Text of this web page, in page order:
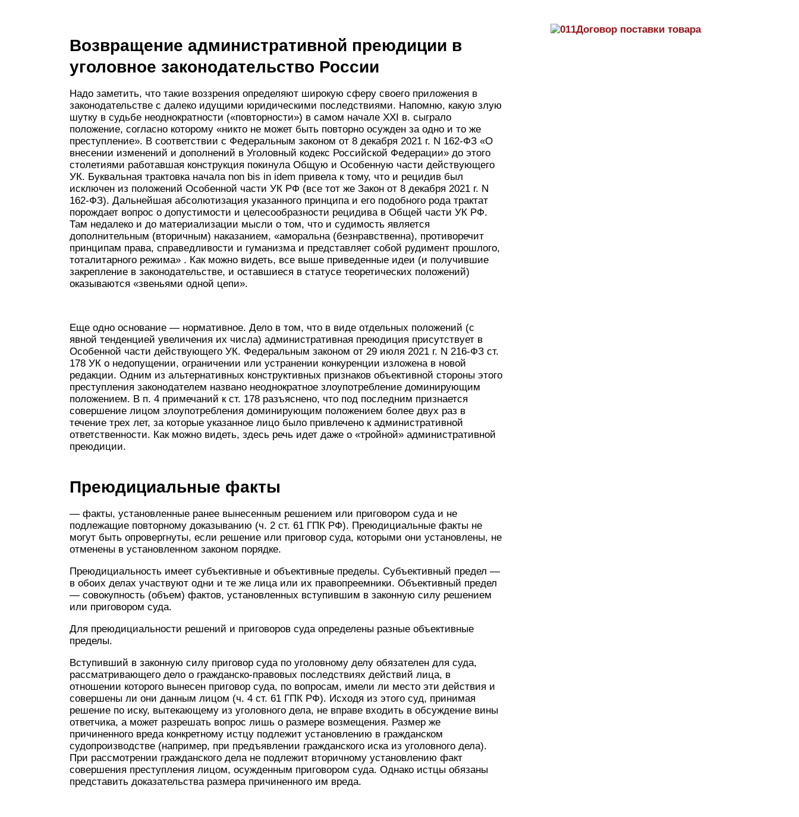
Возвращение административной преюдиции в
уголовное законодательство России
Надо заметить, что такие воззрения определяют широкую сферу своего приложения в
законодательстве с далеко идущими юридическими последствиями. Напомню, какую злую
шутку в судьбе неоднократности («повторности») в самом начале XXI в. сыграло
положение, согласно которому «никто не может быть повторно осужден за одно и то же
преступление». В соответствии с Федеральным законом от 8 декабря 2021 г. N 162-ФЗ «О
внесении изменений и дополнений в Уголовный кодекс Российской Федерации» до этого
столетиями работавшая конструкция покинула Общую и Особенную части действующего
УК. Буквальная трактовка начала non bis in idem привела к тому, что и рецидив был
исключен из положений Особенной части УК РФ (все тот же Закон от 8 декабря 2021 г. N
162-ФЗ). Дальнейшая абсолютизация указанного принципа и его подобного рода трактат
порождает вопрос о допустимости и целесообразности рецидива в Общей части УК РФ.
Там недалеко и до материализации мысли о том, что и судимость является
дополнительным (вторичным) наказанием, «аморальна (безнравственна), противоречит
принципам права, справедливости и гуманизма и представляет собой рудимент прошлого,
тоталитарного режима» . Как можно видеть, все выше приведенные идеи (и получившие
закрепление в законодательстве, и оставшиеся в статусе теоретических положений)
оказываются «звеньями одной цепи».
Еще одно основание — нормативное. Дело в том, что в виде отдельных положений (с
явной тенденцией увеличения их числа) административная преюдиция присутствует в
Особенной части действующего УК. Федеральным законом от 29 июля 2021 г. N 216-ФЗ ст.
178 УК о недопущении, ограничении или устранении конкуренции изложена в новой
редакции. Одним из альтернативных конструктивных признаков объективной стороны этого
преступления законодателем названо неоднократное злоупотребление доминирующим
положением. В п. 4 примечаний к ст. 178 разъяснено, что под последним признается
совершение лицом злоупотребления доминирующим положением более двух раз в
течение трех лет, за которые указанное лицо было привлечено к административной
ответственности. Как можно видеть, здесь речь идет даже о «тройной» административной
преюдиции.
Преюдициальные факты
— факты, установленные ранее вынесенным решением или приговором суда и не
подлежащие повторному доказыванию (ч. 2 ст. 61 ГПК РФ). Преюдициальные факты не
могут быть опровергнуты, если решение или приговор суда, которыми они установлены, не
отменены в установленном законом порядке.
Преюдициальность имеет субъективные и объективные пределы. Субъективный предел —
в обоих делах участвуют одни и те же лица или их правопреемники. Объективный предел
— совокупность (объем) фактов, установленных вступившим в законную силу решением
или приговором суда.
Для преюдициальности решений и приговоров суда определены разные объективные
пределы.
Вступивший в законную силу приговор суда по уголовному делу обязателен для суда,
рассматривающего дело о гражданско-правовых последствиях действий лица, в
отношении которого вынесен приговор суда, по вопросам, имели ли место эти действия и
совершены ли они данным лицом (ч. 4 ст. 61 ГПК РФ). Исходя из этого суд, принимая
решение по иску, вытекающему из уголовного дела, не вправе входить в обсуждение вины
ответчика, а может разрешать вопрос лишь о размере возмещения. Размер же
причиненного вреда конкретному истцу подлежит установлению в гражданском
судопроизводстве (например, при предъявлении гражданского иска из уголовного дела).
При рассмотрении гражданского дела не подлежит вторичному установлению факт
совершения преступления лицом, осужденным приговором суда. Однако истцы обязаны
представить доказательства размера причиненного им вреда.
Договор поставки товара